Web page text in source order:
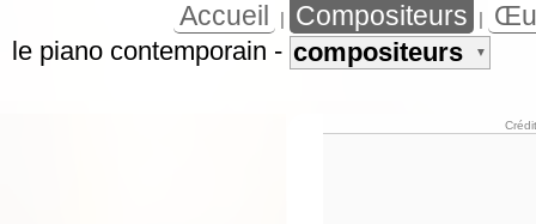
Accueil Compositeurs
le piano contemporain - compositeurs ▼